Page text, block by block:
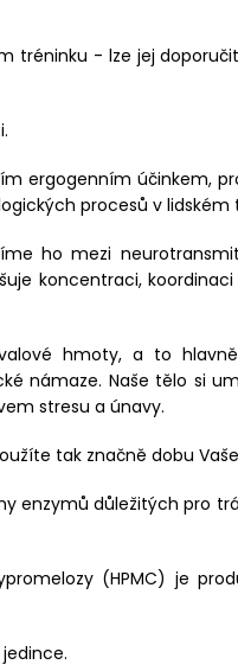
tréninku - lze jej
ergogenním účinkem,
procesů v lidském
ho mezi
koncentraci,
hmoty, a to
námaze. Naše tělo si
stresu a únavy.
tak značně dobu
enzymů důležitých pro
(HPMC) je